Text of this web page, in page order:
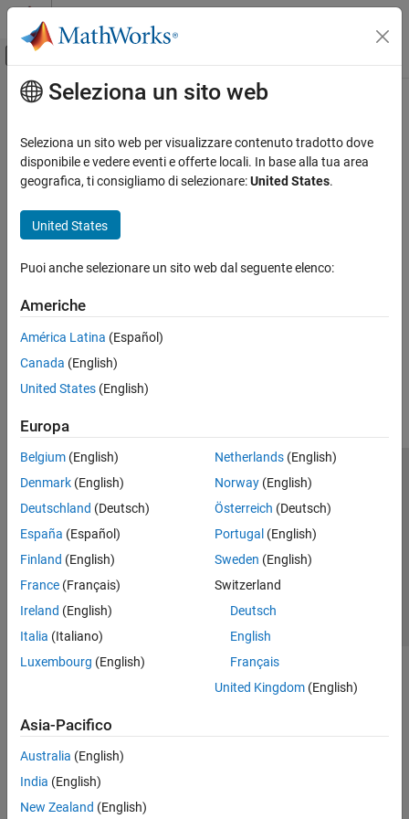
Vai al contenuto
Attiva/disattiva menu di navigazione
Pagina iniziale della documentazione
Contenuto principale
Seleziona un sito web
Seleziona un sito web per visualizzare contenuto tradotto dove
disponibile e vedere eventi e offerte locali. In base alla tua area
geografica, ti consigliamo di selezionare:United States.
United States
Puoi anche selezionare un sito web dal seguente elenco:
Americhe
América Latina (Español)
Canada (English)
United States (English)
Europa
Belgium (English)
Denmark (English)
Deutschland (Deutsch)
España (Español)
Finland (English)
France (Français)
Ireland (English)
Italia (Italiano)
Luxembourg (English)
Netherlands(English)
Norway(English)
Österreich (Deutsch)
Portugal (English)
Sweden (English)
Switzerland
Deutsch
English
Français
United Kingdom(English)
Asia-Pacifico
Australia (English)
India (English)
New Zealand (English)
Centro di fiducia
Informativa sulla privacy
Antipirateria
Stato dell'applicazione
Contatti
© 1994-2026 The MathWorks, Inc.